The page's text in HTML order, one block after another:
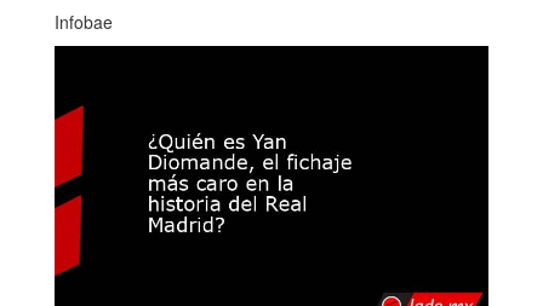
Infobae